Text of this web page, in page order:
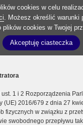
cookies w celu
. Możesz określić warunki
plików cookies w Twojej
Akceptuję ciasteczka
1 i 2 Rozporządzenia
(UE) 2016/679 z dnia 27
fizycznych w związku z
swobodnego przepływu